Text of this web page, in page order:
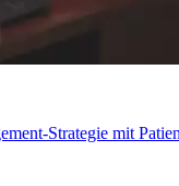
Strategie mit